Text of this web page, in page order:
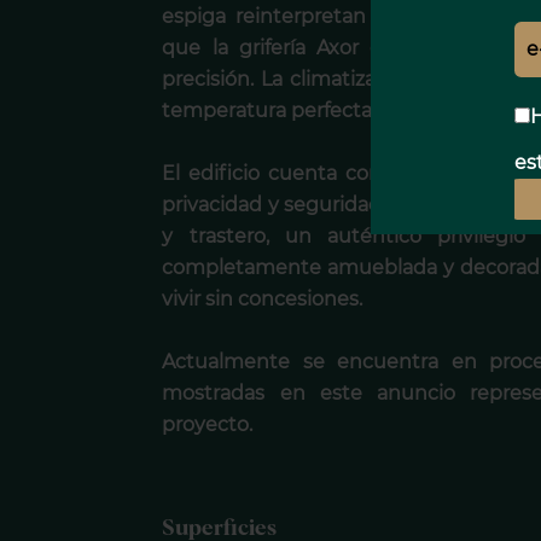
espiga reinterpretan el clasicismo
que la grifería Axor en todos los
precisión. La climatización por
temperatura perfecta durante todo el
El edificio cuenta con entrada de
privacidad y seguridad. Como valor
y trastero, un auténtico
completamente amueblada y
vivir sin concesiones.
Actualmente se encuentra en
mostradas en este anuncio
proyecto.
Superficies